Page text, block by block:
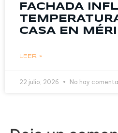
FACHADA
CASA EN
LEER »
22 julio, 2026 No hay